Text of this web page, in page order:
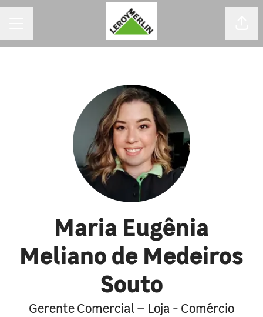
Maria Eugênia
Meliano de Medeiros
Souto
Gerente Comercial – Loja - Comércio